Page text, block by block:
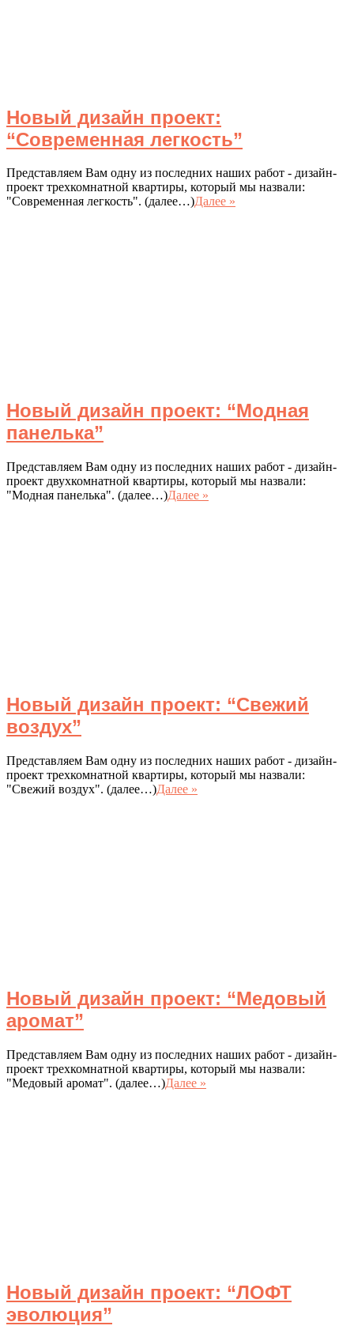
Новый дизайн проект:
“Современная легкость”
Представляем Вам одну из последних наших работ - дизайн-
проект трехкомнатной квартиры, который мы назвали:
"Современная легкость". (далее…)Далее »
Новый дизайн проект: “Модная
панелька”
Представляем Вам одну из последних наших работ - дизайн-
проект двухкомнатной квартиры, который мы назвали:
"Модная панелька". (далее…)Далее »
Новый дизайн проект: “Свежий
воздух”
Представляем Вам одну из последних наших работ - дизайн-
проект трехкомнатной квартиры, который мы назвали:
"Свежий воздух". (далее…)Далее »
Новый дизайн проект: “Медовый
аромат”
Представляем Вам одну из последних наших работ - дизайн-
проект трехкомнатной квартиры, который мы назвали:
"Медовый аромат". (далее…)Далее »
Новый дизайн проект: “ЛОФТ
эволюция”